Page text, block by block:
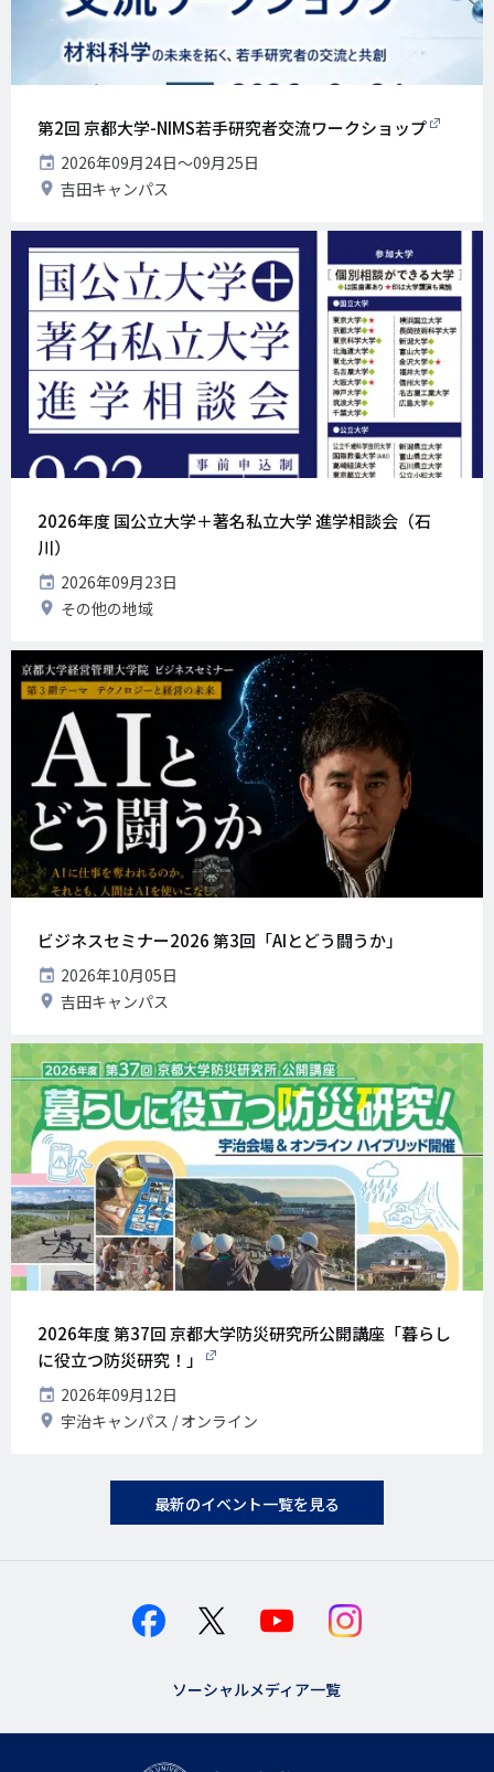
第2回 京都大学-NIMS若手研究者交流ワークショップ
開
催
日
2026年09月24日〜09月25日
開
地
吉田キャンパス
2026年度 国公立大学＋著名私立大学 進学相談会（石
川）
開
催
日
2026年09月23日
開
地
その他の地域
ビジネスセミナー2026 第3回「AIとどう闘うか」
開
催
日
2026年10月05日
開
地
吉田キャンパス
2026年度 第37回 京都大学防災研究所公開講座「暮らし
に役立つ防災研究！」
開
催
日
2026年09月12日
開 宇治キャンパス オンライン
最新のイベント一覧を見る
ソーシャルメディア一覧